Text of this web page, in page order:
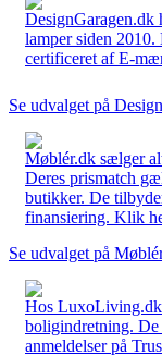
DesignGaragen.dk
lamper siden
certificeret af E-
Se udvalget på
Møblér.dk sælger
Deres prismatch
butikker. De
finansiering. Klik
Se udvalget på
Hos
boligindretning.
anmeldelser på